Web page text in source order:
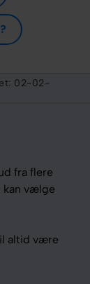
02-02-
fra flere
kan vælge
altid være